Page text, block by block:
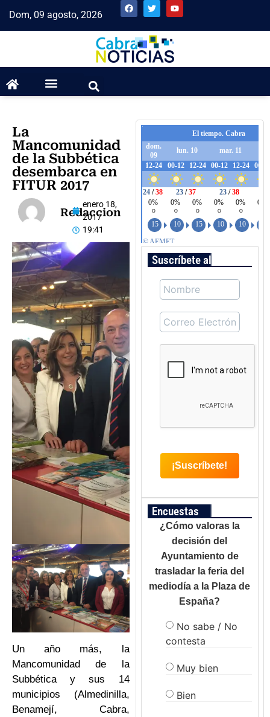
Dom, 09 agosto, 2026
La
Mancomunidad
de la Subbética
desembarca en
FITUR 2017
Redaccion
enero 18,
2017
19:41
Un año más, la
Mancomunidad de la
Subbética y sus 14
municipios (Almedinilla,
Benamejí, Cabra,
Suscríbete al boletín
Encuestas
¿Cómo valoras la
decisión del
Ayuntamiento de
trasladar la feria del
mediodía a la Plaza de
España?
No sabe / No
contesta
Muy bien
Bien